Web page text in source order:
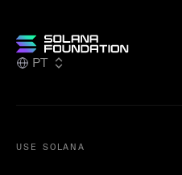
PT
USE SOLANA